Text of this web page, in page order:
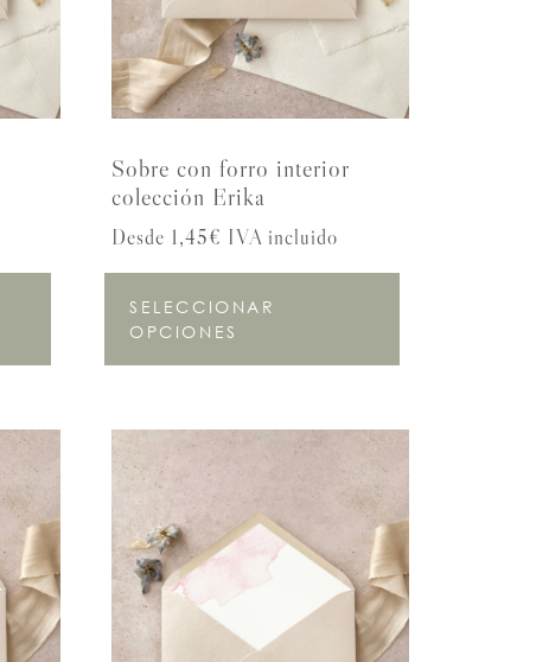
Sobre con forro interior
colección Erika
Desde 1,45€ IVA incluido
SELECCIONAR
OPCIONES